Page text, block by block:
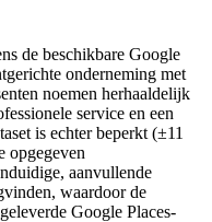
de beschikbare Google
onderneming met
noemen herhaaldelijk
service en een
is echter beperkt (±11
opgegeven
aanvullende
waardoor de
Google Places-